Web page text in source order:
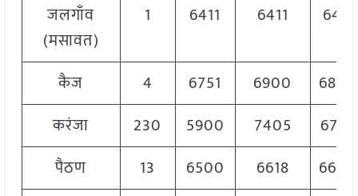
जलगाँव
(मसावत)
1 6411 6411 6411
कैज 4 6751 6900
6800
करंजा
230 5900 7405
6725
पैठण
13 6500 6618
6600